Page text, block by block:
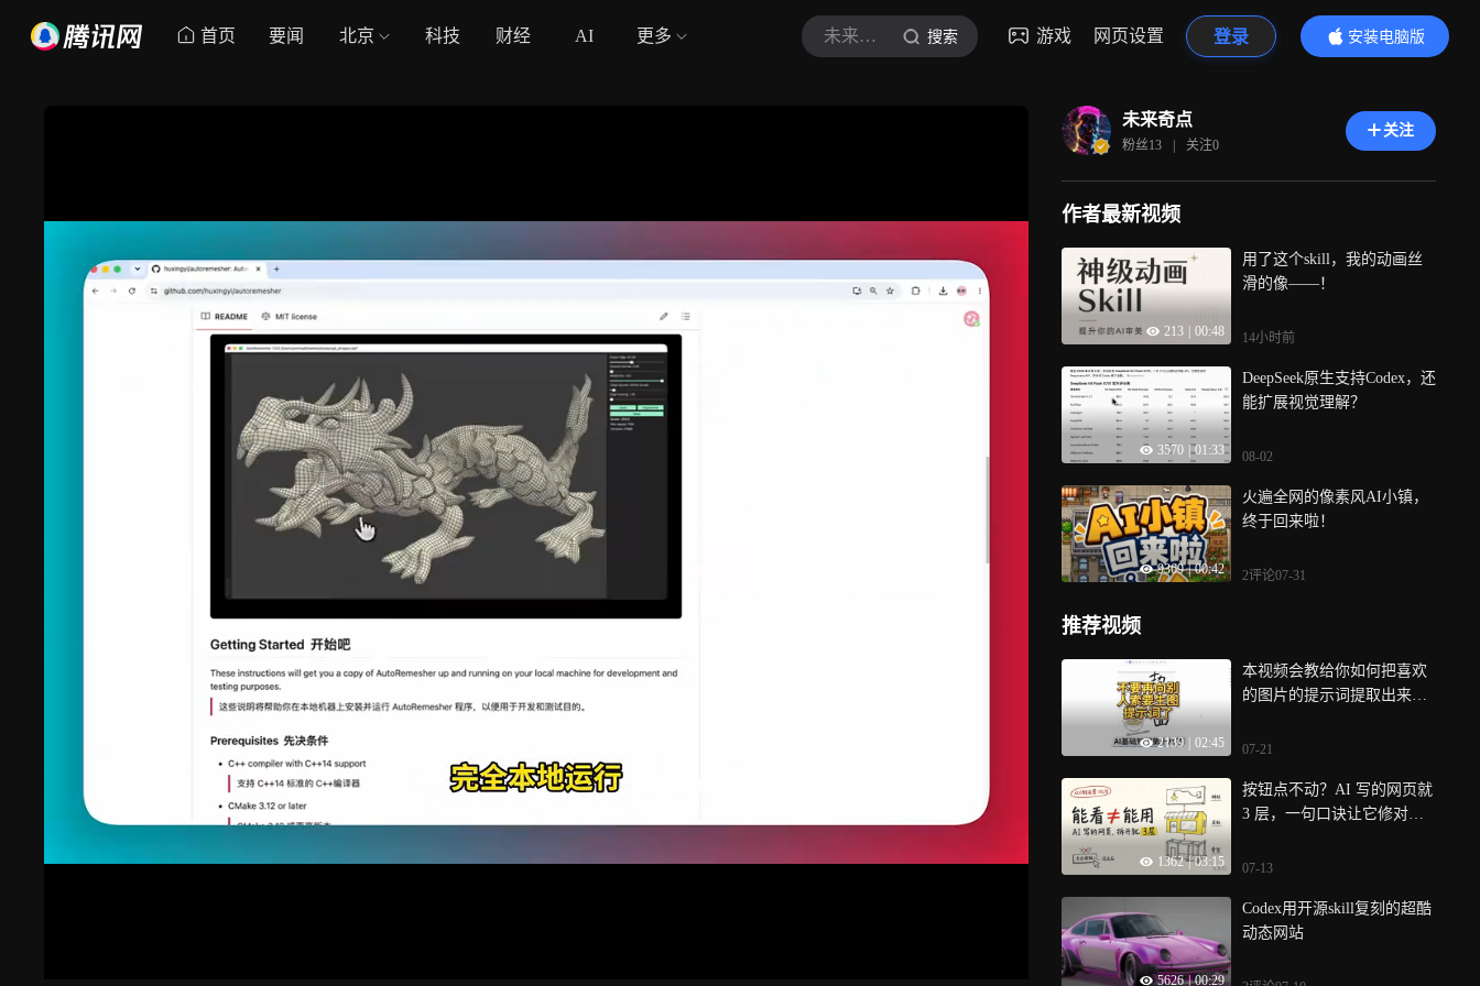
首页 要闻 北京 科技 财经 AI 更多 未来奇点 搜索 游戏 网页设置 登录
安装电脑版
内容更精彩
未来奇点
粉丝13 | 关注0
关注
作者最新视频
213 00:48
用了这个skill，我的动画丝
滑的像——！
14小时前
3570 01:33
DeepSeek原生支持Codex，还
能扩展视觉理解？
08-02
9369 | 00:42
火遍全网的像素风AI小镇，
终于回来啦！
2评论07-31
推荐视频
2139 02:45
本视频会教给你如何把喜欢
的图片的提示词提取出来，
07-21
1362 | 03:15
按钮点不动？AI 写的网页就
3 层，一句口诀让它修对地
07-13
5626 | 00:29
Codex用开源skill复刻的超酷
动态网站